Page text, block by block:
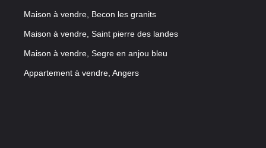
Maison à vendre, Becon les granits
Maison à vendre, Saint pierre des landes
Maison à vendre, Segre en anjou bleu
Appartement à vendre, Angers